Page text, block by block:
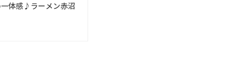
体感♪ラーメン赤沼